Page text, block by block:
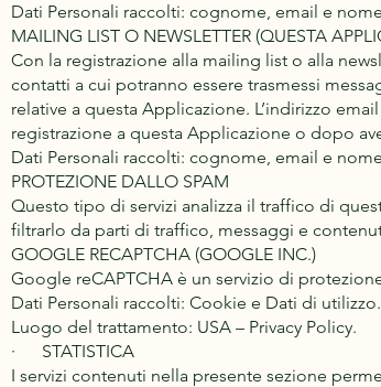
Dati Personali raccolti: cognome, email e
MAILING LIST O NEWSLETTER (QUESTA
Con la registrazione alla mailing list o alla
contatti a cui potranno essere trasmessi
relative a questa Applicazione. L’indirizzo
registrazione a questa Applicazione o dopo
Dati Personali raccolti: cognome, email e
PROTEZIONE DALLO SPAM
Questo tipo di servizi analizza il traffico di
filtrarlo da parti di traffico, messaggi e
GOOGLE RECAPTCHA (GOOGLE INC.)
Google reCAPTCHA è un servizio di
Dati Personali raccolti: Cookie e Dati di utilizzo.
Luogo del trattamento: USA – Privacy Policy.
· STATISTICA
I servizi contenuti nella presente sezione